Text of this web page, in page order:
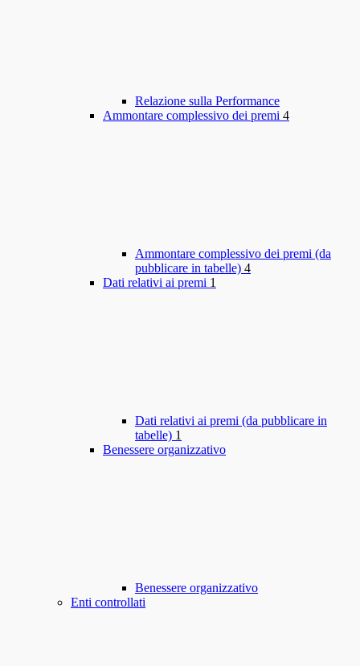
Relazione sulla Performance
Ammontare complessivo dei premi 4
Ammontare complessivo dei premi (da
pubblicare in tabelle) 4
Dati relativi ai premi 1
Dati relativi ai premi (da pubblicare in
tabelle) 1
Benessere organizzativo
Benessere organizzativo
Enti controllati